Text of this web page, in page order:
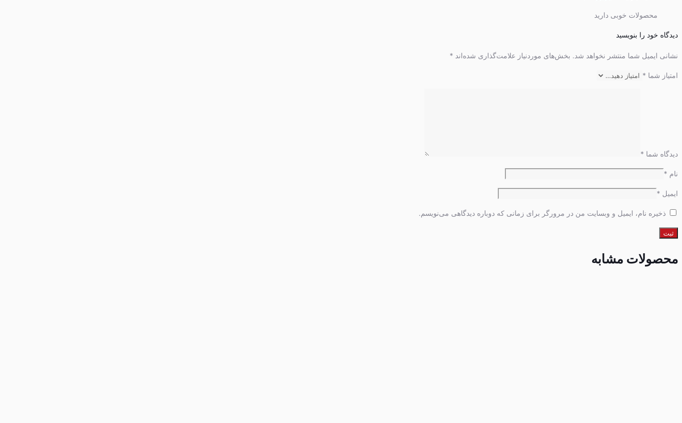
محصولات خوبی دارید
دیدگاه خود را بنویسید
نشانی ایمیل شما منتشر نخواهد شد. بخش‌های موردنیاز علامت‌گذاری شده‌اند *
امتیاز شما *
دیدگاه شما *
نام *
ایمیل *
ذخیره نام، ایمیل و وبسایت من در مرورگر برای زمانی که دوباره دیدگاهی می‌نویسم.
محصولات مشابه